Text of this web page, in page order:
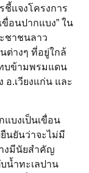
ชี้แจงโครงการ
อนปากแบง” ใน
ชาชนลาว
ต่างๆ ที่อยู่ใกล้
บข้ามพรมแดน
.เวียงแก่น และ
แบงเป็นเขื่อน
นยันว่าจะไม่มี
งมีนัยสำคัญ
น้ำทะเลปาน